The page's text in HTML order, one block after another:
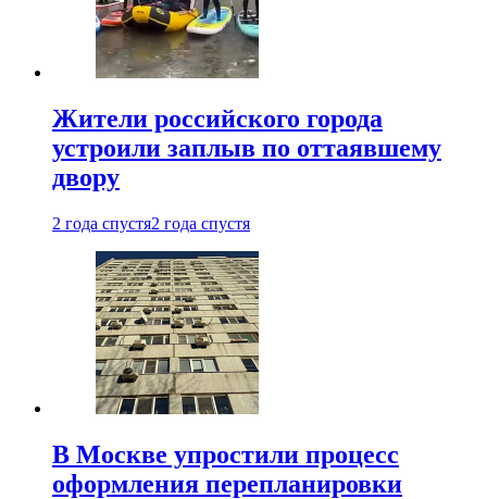
Жители российского города
устроили заплыв по оттаявшему
двору
2 года спустя2 года спустя
В Москве упростили процесс
оформления перепланировки